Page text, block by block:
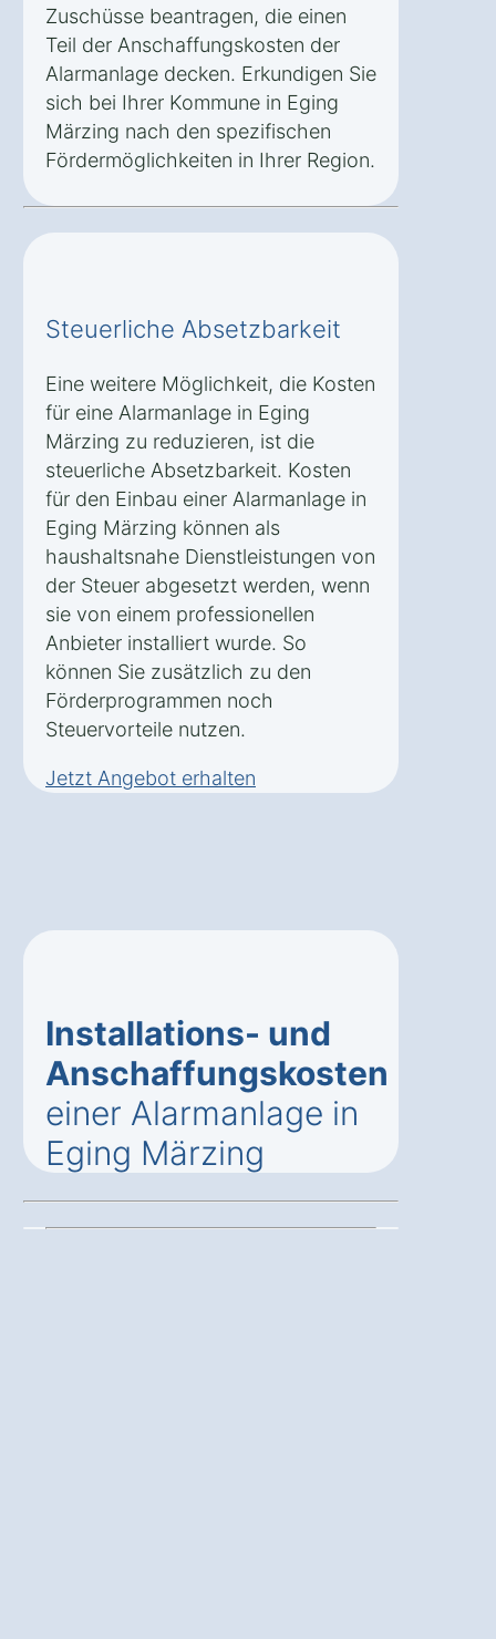
Zuschüsse beantragen, die einen
Teil der Anschaffungskosten der
Alarmanlage decken. Erkundigen Sie
sich bei Ihrer Kommune in Eging
Märzing nach den spezifischen
Fördermöglichkeiten in Ihrer Region.
Steuerliche Absetzbarkeit
Eine weitere Möglichkeit, die Kosten
für eine Alarmanlage in Eging
Märzing zu reduzieren, ist die
steuerliche Absetzbarkeit. Kosten
für den Einbau einer Alarmanlage in
Eging Märzing können als
haushaltsnahe Dienstleistungen von
der Steuer abgesetzt werden, wenn
sie von einem professionellen
Anbieter installiert wurde. So
können Sie zusätzlich zu den
Förderprogrammen noch
Steuervorteile nutzen.
Jetzt Angebot erhalten
Installations- und
Anschaffungskosten
einer Alarmanlage in
Eging Märzing